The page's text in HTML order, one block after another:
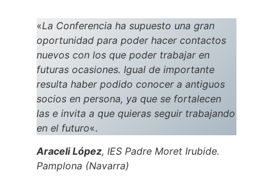
«La Conferencia ha supuesto una gran
oportunidad para poder hacer contactos
nuevos con los que poder trabajar en
futuras ocasiones. Igual de importante
resulta haber podido conocer a antiguos
socios en persona, ya que se fortalecen
las e invita a que quieras seguir trabajando
en el futuro«.
Araceli López, IES Padre Moret Irubide.
Pamplona (Navarra)